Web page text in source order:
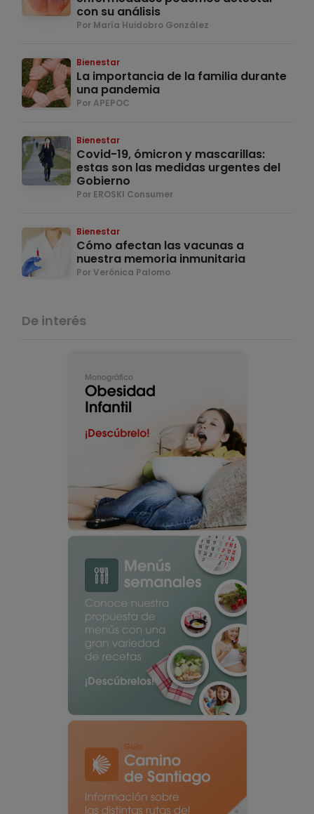
con su análisis
Por María Huidobro González
Bienestar
La importancia de la familia durante
una pandemia
Por APEPOC
Bienestar
Covid-19, ómicron y mascarillas:
estas son las medidas urgentes del
Gobierno
Por EROSKI Consumer
Bienestar
Cómo afectan las vacunas a
nuestra memoria inmunitaria
Por Verónica Palomo
De interés